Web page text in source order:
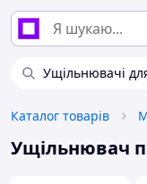
Ущільнювачі
Каталог товарів
Ущільнювач